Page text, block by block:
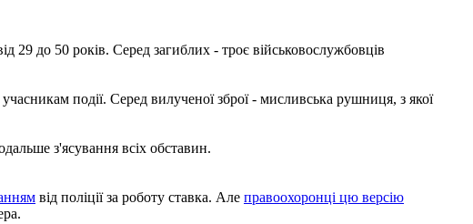
29 до 50 років. Серед загиблих - троє військовослужбовців
події. Серед вилученої зброї - мисливська рушниця, з якої
з'ясування всіх обставин.
від поліції за роботу ставка. Але правоохоронці цю версію